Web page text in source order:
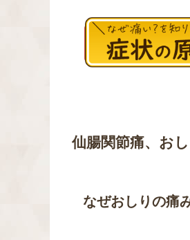
仙腸関節痛、お
なぜおしりの痛